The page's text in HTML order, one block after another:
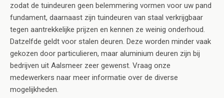
zodat de tuindeuren geen belemmering vormen voor uw pand
fundament, daarnaast zijn tuindeuren van staal verkrijgbaar
tegen aantrekkelijke prijzen en kennen ze weinig onderhoud.
Datzelfde geldt voor stalen deuren. Deze worden minder vaak
gekozen door particulieren, maar aluminium deuren zijn bij
bedrijven uit Aalsmeer zeer gewenst. Vraag onze
medewerkers naar meer informatie over de diverse
mogelijkheden.